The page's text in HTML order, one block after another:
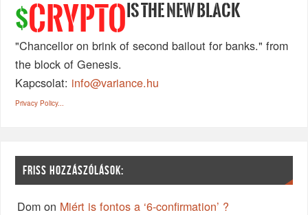
$CRYPTO IS THE NEW BLACK
"Chancellor on brink of second bailout for banks." from
the block of Genesis.
Kapcsolat: info@variance.hu
Privacy Policy...
FRISS HOZZÁSZÓLÁSOK:
Dom on Miért is fontos a ‘6-confirmation’ ?